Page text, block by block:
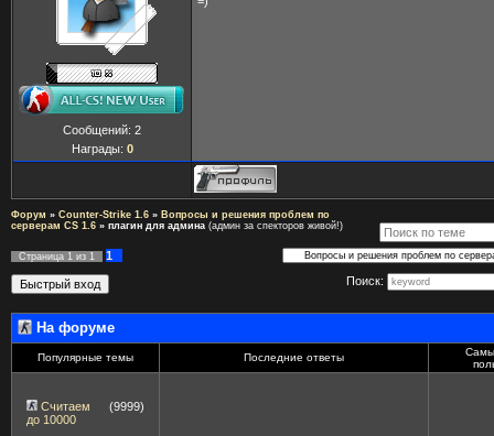
Сообщений: 2
Награды: 0
Форум » Counter-Strike 1.6 » Вопросы и решения проблем по
серверам CS 1.6 » плагин для админа (админ за спекторов живой!)
Страница 1 из 1
1
Поиск:
На форуме
Популярные темы Последние ответы
Считаем
до 10000
(9999)